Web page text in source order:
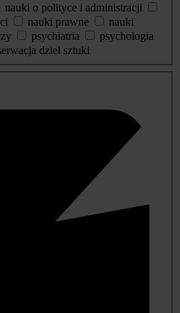
nauki o polityce i administracji
nauki prawne
nauki
psychiatria
psychologia
dzieł sztuki